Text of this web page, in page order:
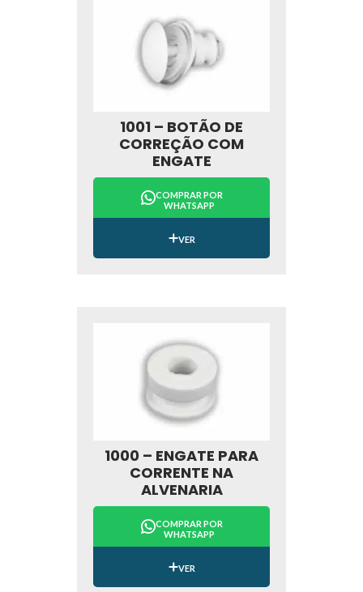
1001 – BOTÃO DE
CORREÇÃO COM
ENGATE
COMPRAR POR
WHATSAPP
VER
1000 – ENGATE PARA
CORRENTE NA
ALVENARIA
COMPRAR POR
WHATSAPP
VER